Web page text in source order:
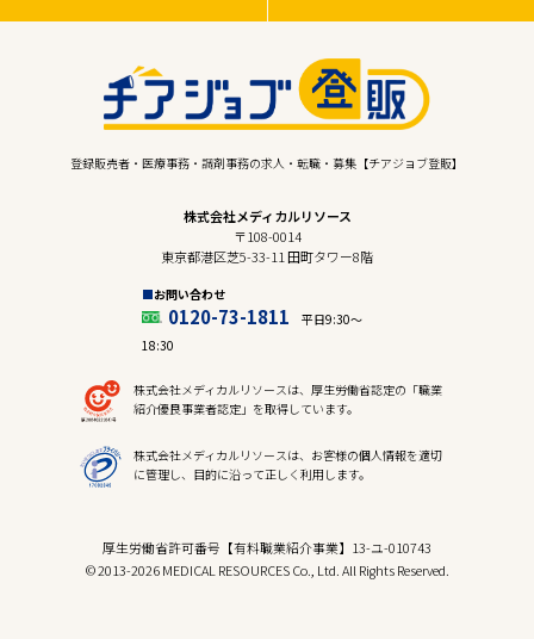
登録販売者・医療事務・調剤事務の求人・転職・募集【チアジョブ登販】
株式会社メディカルリソース
〒108-0014
東京都港区芝5-33-11 田町タワー8階
お問い合わせ
0120-73-1811
平日9:30〜
18:30
株式会社メディカルリソースは、厚生労働省認定の「職業
紹介優良事業者認定」を取得しています。
株式会社メディカルリソースは、お客様の個人情報を適切
に管理し、目的に沿って正しく利用します。
厚生労働省許可番号【有料職業紹介事業】13-ユ-010743
© 2013-2026 MEDICAL RESOURCES Co., Ltd. All Rights Reserved.